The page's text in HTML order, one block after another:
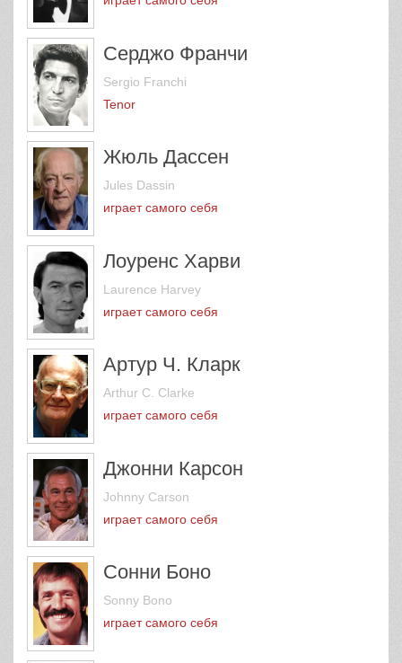
Серджо Франчи
Sergio Franchi
Tenor
Жюль Дассен
Jules Dassin
играет самого себя
Лоуренс Харви
Laurence Harvey
играет самого себя
Артур Ч. Кларк
Arthur C. Clarke
играет самого себя
Джонни Карсон
Johnny Carson
играет самого себя
Сонни Боно
Sonny Bono
играет самого себя